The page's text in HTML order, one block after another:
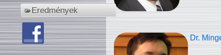
Eredmények
Dr.